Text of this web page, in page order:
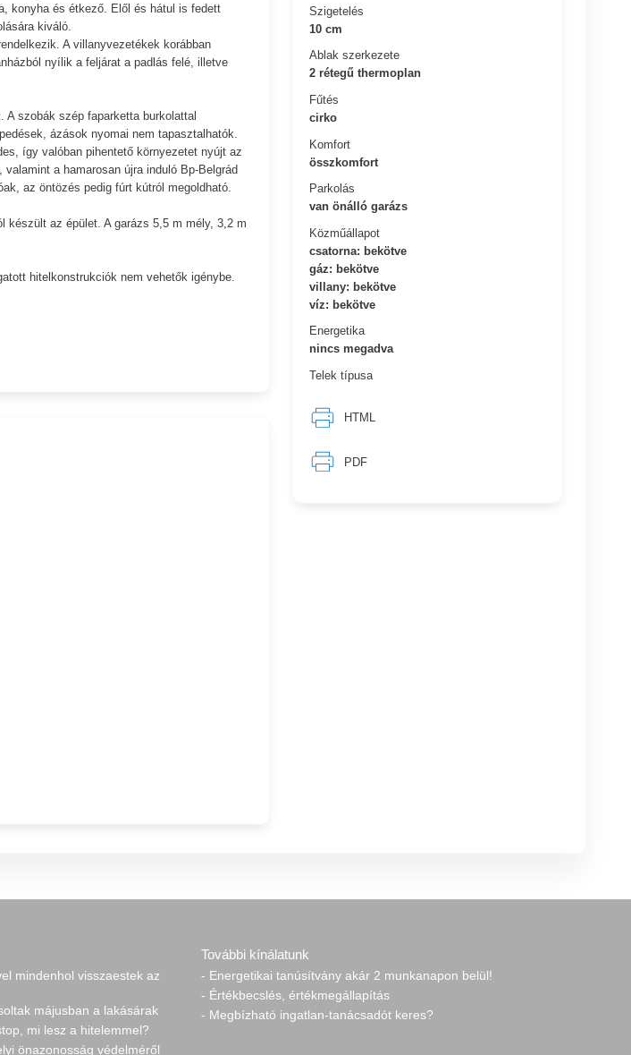
Szigetelés
10 cm
Ablak szerkezete
2 rétegű thermoplan
Fűtés
cirko
Komfort
összkomfort
Parkolás
van önálló garázs
Közműállapot
csatorna: bekötve
gáz: bekötve
villany: bekötve
víz: bekötve
Energetika
nincs megadva
Telek típusa
HTML
PDF
konyha és étkező. Elől és hátul is fedett
kiváló.
A villanyvezetékek korábban
nyílik a feljárat a padlás felé, illetve
szobák szép faparketta burkolattal
ázások nyomai nem tapasztalhatók.
így valóban pihentető környezetet nyújt az
a hamarosan újra induló Bp-Belgrád
az öntözés pedig fúrt kútról megoldható.
készült az épület. A garázs 5,5 m mély, 3,2 m
hitelkonstrukciók nem vehetők igénybe.
mindenhol visszaestek az
májusban a lakásárak
mi lesz a hitelemmel?
önazonosság védelméről
További kínálatunk
- Energetikai tanúsítvány akár 2 munkanapon belül!
- Értékbecslés, értékmegállapítás
- Megbízható ingatlan-tanácsadót keres?